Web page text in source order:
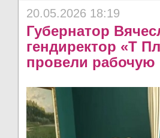
20.05.2026 18:19
Губернатор
гендиректор «Т
провели рабочую